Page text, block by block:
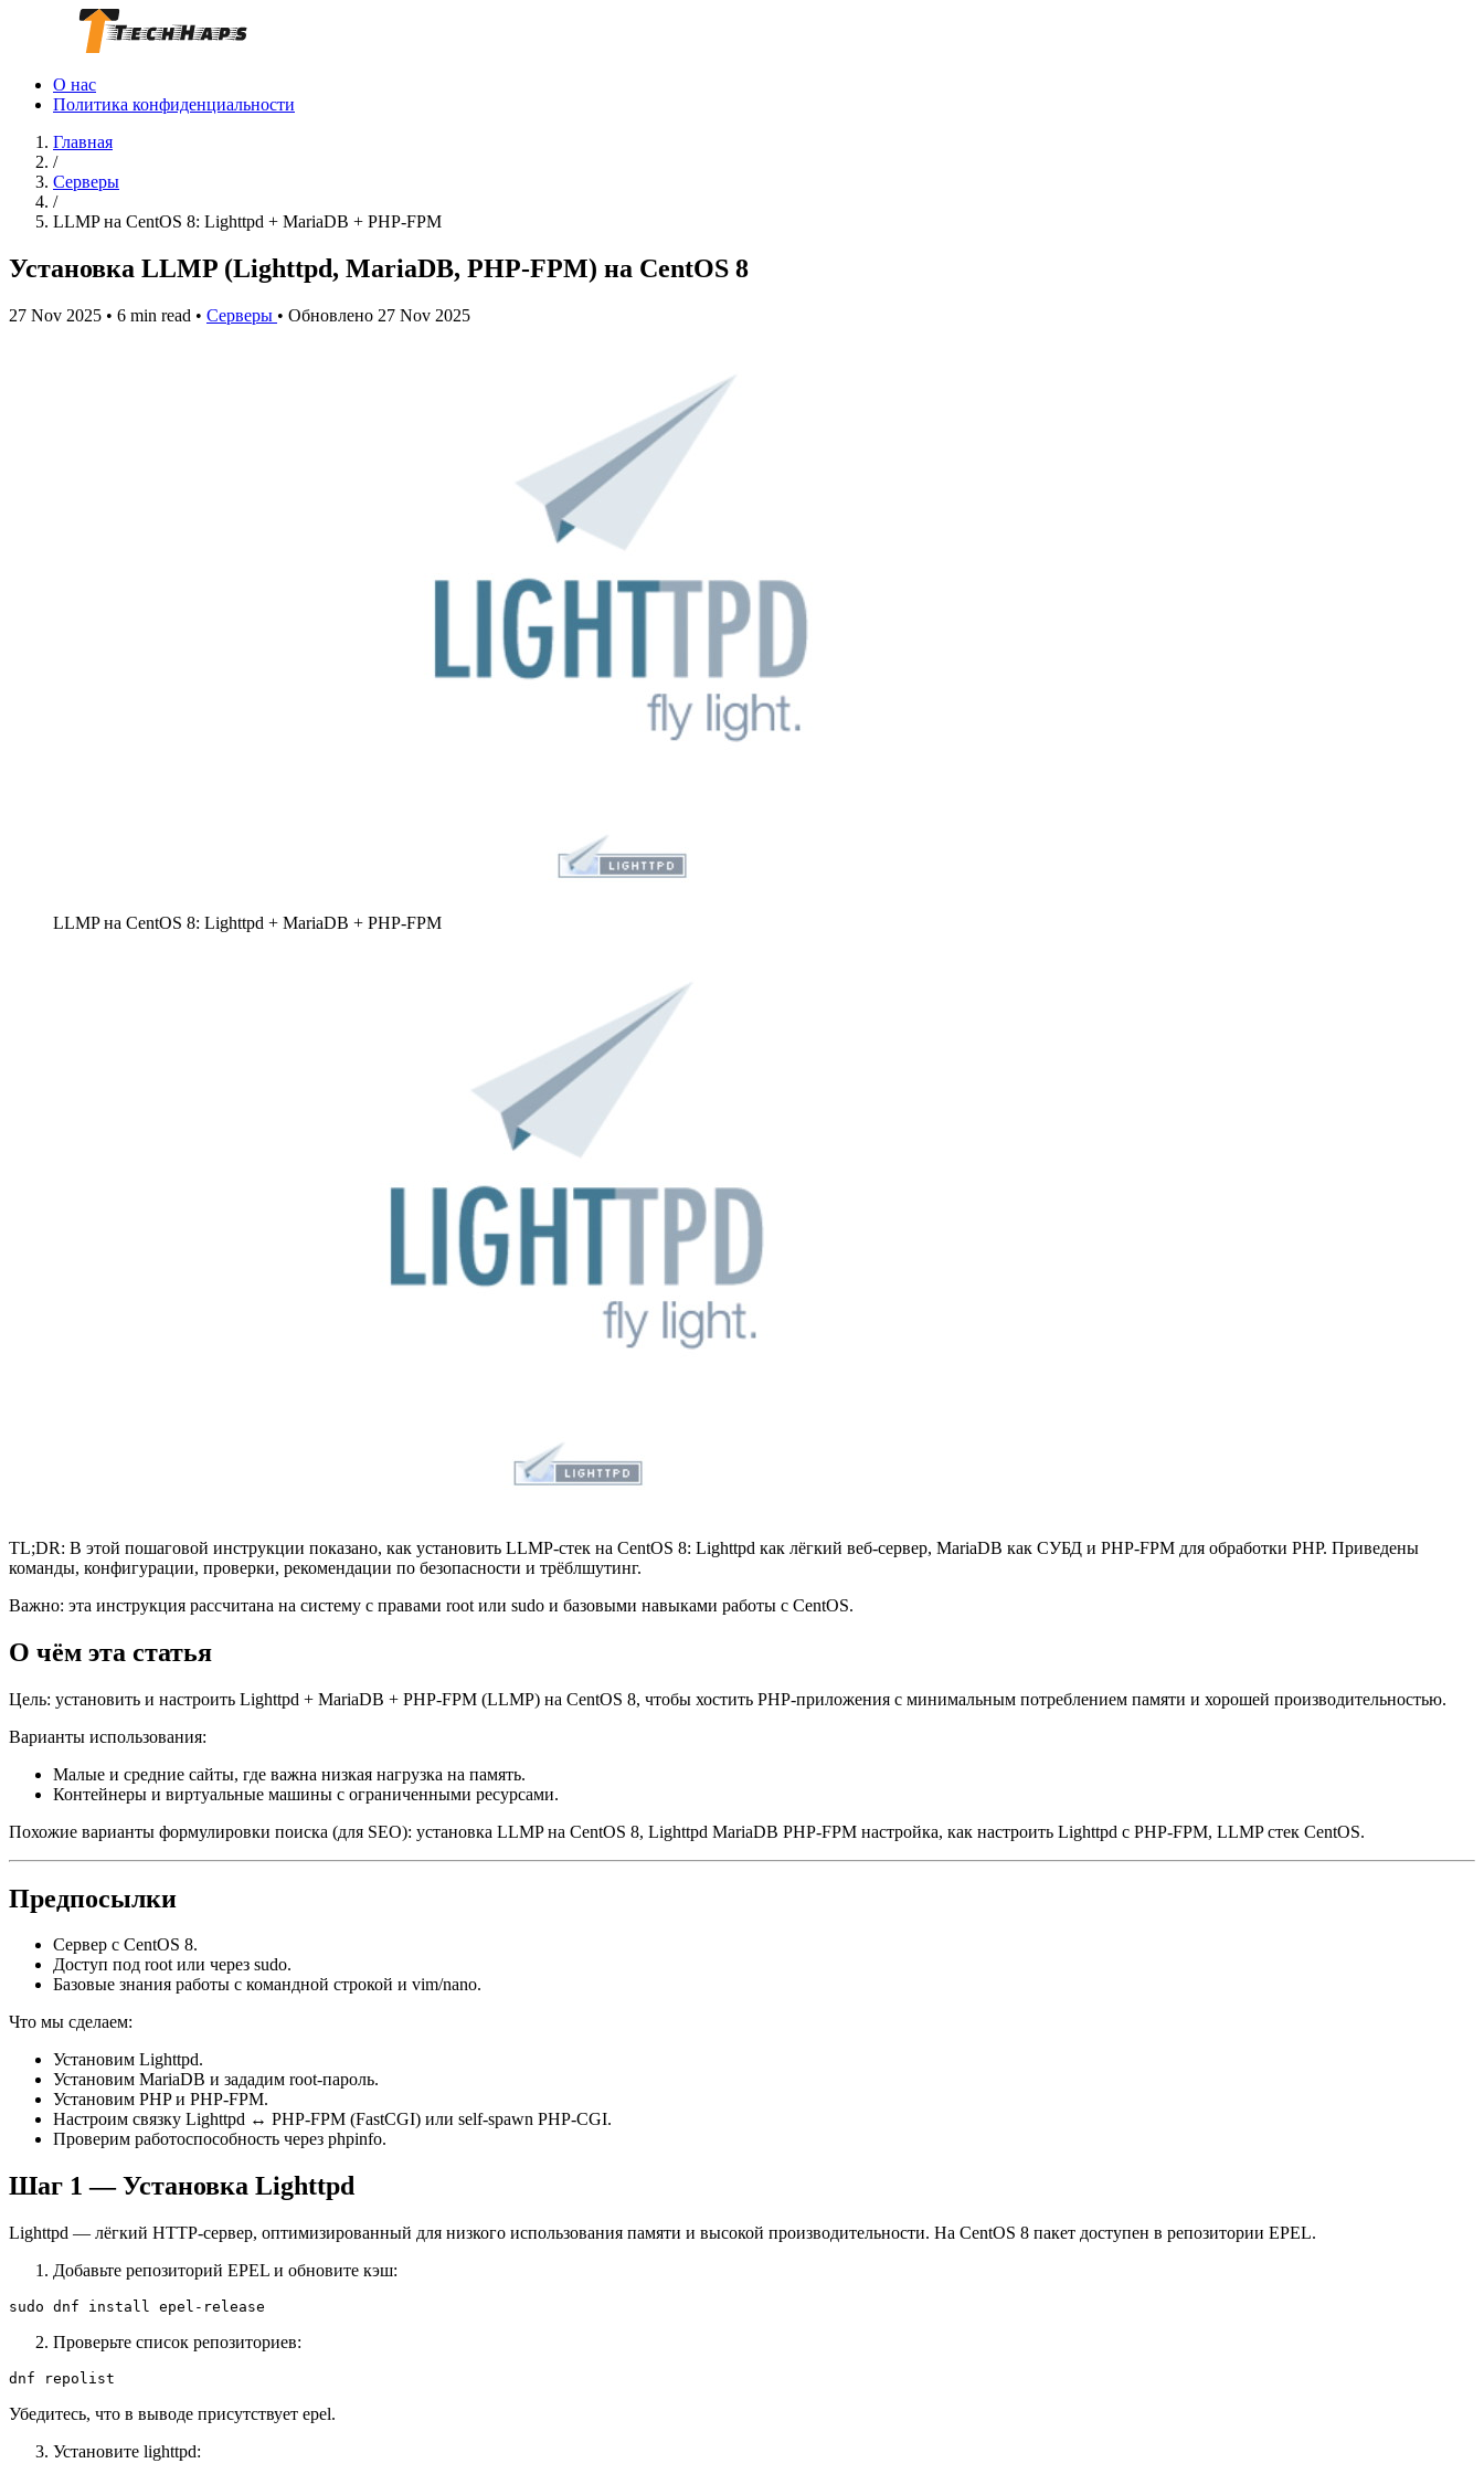
О нас
Политика конфиденциальности
Главная
/
Серверы
/
LLMP на CentOS 8: Lighttpd + MariaDB + PHP-FPM
Установка LLMP (Lighttpd, MariaDB, PHP-FPM) на CentOS 8
27 Nov 2025 • 6 min read • Серверы • Обновлено 27 Nov 2025
LLMP на CentOS 8: Lighttpd + MariaDB + PHP-FPM
TL;DR: В этой пошаговой инструкции показано, как установить LLMP-стек на CentOS 8: Lighttpd как лёгкий веб‑сервер, MariaDB как СУБД и PHP‑FPM для обработки PHP. Приведены
команды, конфигурации, проверки, рекомендации по безопасности и трёблшутинг.
Важно: эта инструкция рассчитана на систему с правами root или sudo и базовыми навыками работы с CentOS.
О чём эта статья
Цель: установить и настроить Lighttpd + MariaDB + PHP‑FPM (LLMP) на CentOS 8, чтобы хостить PHP‑приложения с минимальным потреблением памяти и хорошей производительностью.
Варианты использования:
Малые и средние сайты, где важна низкая нагрузка на память.
Контейнеры и виртуальные машины с ограниченными ресурсами.
Похожие варианты формулировки поиска (для SEO): установка LLMP на CentOS 8, Lighttpd MariaDB PHP-FPM настройка, как настроить Lighttpd с PHP-FPM, LLMP стек CentOS.
Предпосылки
Сервер с CentOS 8.
Доступ под root или через sudo.
Базовые знания работы с командной строкой и vim/nano.
Что мы сделаем:
Установим Lighttpd.
Установим MariaDB и зададим root‑пароль.
Установим PHP и PHP‑FPM.
Настроим связку Lighttpd ↔ PHP‑FPM (FastCGI) или self‑spawn PHP‑CGI.
Проверим работоспособность через phpinfo.
Шаг 1 — Установка Lighttpd
Lighttpd — лёгкий HTTP‑сервер, оптимизированный для низкого использования памяти и высокой производительности. На CentOS 8 пакет доступен в репозитории EPEL.
Добавьте репозиторий EPEL и обновите кэш:
sudo dnf install epel-release
Проверьте список репозиториев:
dnf repolist
Убедитесь, что в выводе присутствует epel.
Установите lighttpd: